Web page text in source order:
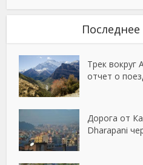
Трек вокруг
отчет о
Дорога от
Dharapani